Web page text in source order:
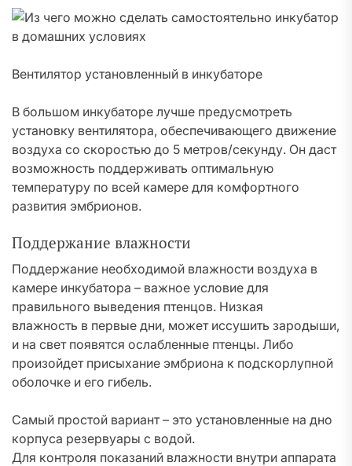
Вентилятор установленный в инкубаторе
В большом инкубаторе лучше предусмотреть
установку вентилятора, обеспечивающего движение
воздуха со скоростью до 5 метров/секунду. Он даст
возможность поддерживать оптимальную
температуру по всей камере для комфортного
развития эмбрионов.
Поддержание влажности
Поддержание необходимой влажности воздуха в
камере инкубатора – важное условие для
правильного выведения птенцов. Низкая
влажность в первые дни, может иссушить зародыши,
и на свет появятся ослабленные птенцы. Либо
произойдет присыхание эмбриона к подскорлупной
оболочке и его гибель.
Самый простой вариант – это установленные на дно
корпуса резервуары с водой.
Для контроля показаний влажности внутри аппарата